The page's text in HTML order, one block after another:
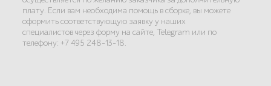
плату. Если вам необходима помощь в сборке, вы можете
оформить соответствующую заявку у наших
специалистов через форму на сайте, Telegram или по
телефону: +7 495 248-13-18.